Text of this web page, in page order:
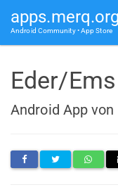
apps.merq.org
Android Community • App Store
Eder/Ems
Android App von